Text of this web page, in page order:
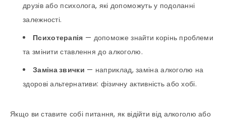
друзів або психолога, які допоможуть у подоланні
залежності.
Психотерапія — допоможе знайти корінь проблеми
та змінити ставлення до алкоголю.
Заміна звички — наприклад, заміна алкоголю на
здорові альтернативи: фізичну активність або хобі.
Якщо ви ставите собі питання, як відійти від алкоголю або